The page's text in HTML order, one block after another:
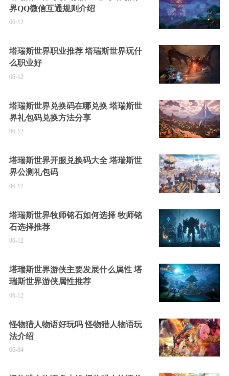
界QQ微信互通规则介绍
06-12
塔瑞斯世界职业推荐 塔瑞斯世界玩什
么职业好
06-12
塔瑞斯世界兑换码在哪兑换 塔瑞斯世
界礼包码兑换方法分享
06-12
塔瑞斯世界开服兑换码大全 塔瑞斯世
界公测礼包码
06-12
塔瑞斯世界牧师铭石如何选择 牧师铭
石选择推荐
06-12
塔瑞斯世界游侠主要发展什么属性 塔
瑞斯世界游侠属性推荐
06-12
怪物猎人物语好玩吗 怪物猎人物语玩
法介绍
06-04